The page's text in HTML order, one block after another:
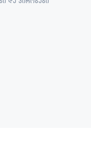
და პირობები